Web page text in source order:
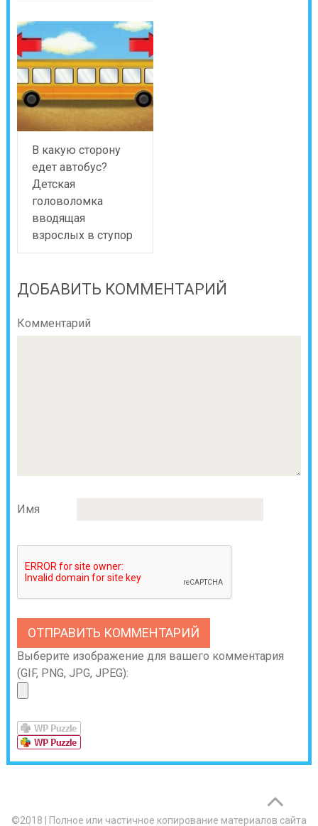
В какую сторону
едет автобус?
Детская
головоломка
вводящая
взрослых в ступор
ДОБАВИТЬ КОММЕНТАРИЙ
Комментарий
Имя
Выберите изображение для вашего комментария
(GIF, PNG, JPG, JPEG):
©2018 Полное или частичное копирование материалов сайта